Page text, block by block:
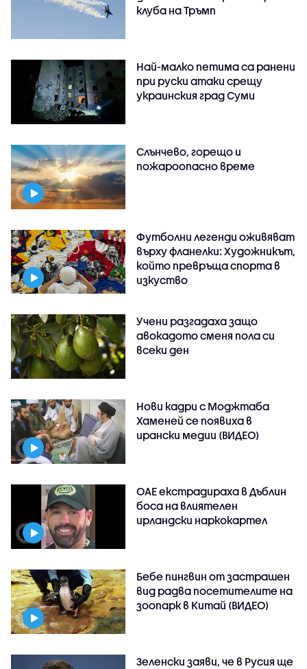
клуба на Тръмп
Най-малко петима са ранени
при руски атаки срещу
украинския град Суми
Слънчево, горещо и
пожароопасно време
Футболни легенди оживяват
върху фланелки: Художникът,
който превръща спорта в
изкуство
Учени разгадаха защо
авокадото сменя пола си
всеки ден
Нови кадри с Моджтаба
Хаменей се появиха в
ирански медии (ВИДЕО)
ОАЕ екстрадираха в Дъблин
боса на влиятелен
ирландски наркокартел
Бебе пингвин от застрашен
вид радва посетителите на
зоопарк в Китай (ВИДЕО)
Зеленски заяви, че в Русия ще